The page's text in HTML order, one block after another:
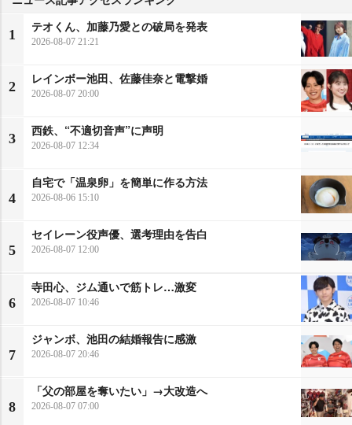
1
テオくん、加藤乃愛との破局を発表
2026-08-07 21:21
2
レインボー池田、佐藤佳奈と電撃婚
2026-08-07 20:00
3
西鉄、“不適切音声”に声明
2026-08-07 12:34
4
自宅で「温泉卵」を簡単に作る方法
2026-08-06 15:10
5
セイレーン役声優、選考理由を告白
2026-08-07 12:00
6
寺田心、ジム通いで筋トレ…激変
2026-08-07 10:46
7
ジャンボ、池田の結婚報告に感激
2026-08-07 20:46
8
「父の部屋を奪いたい」→大改造へ
2026-08-07 07:00